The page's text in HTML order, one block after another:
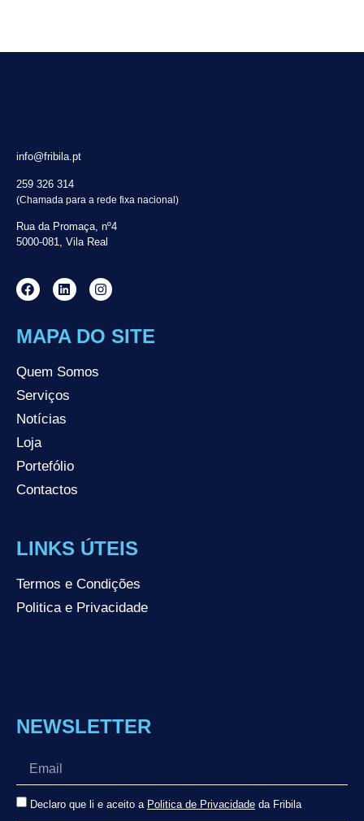
info@fribila.pt
259 326 314
(Chamada para a rede fixa nacional)
Rua da Promaça, nº4
5000-081, Vila Real
MAPA DO SITE
Quem Somos
Serviços
Notícias
Loja
Portefólio
Contactos
LINKS ÚTEIS
Termos e Condições
Politica e Privacidade
NEWSLETTER
Declaro que li e aceito a Politica de Privacidade da Fribila